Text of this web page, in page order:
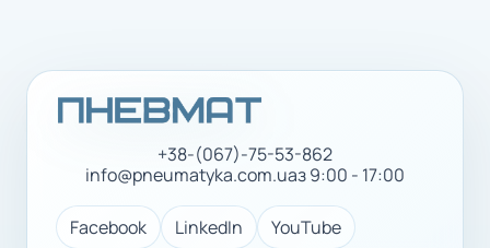
+38-(067)-75-53-862
info@pneumatyka.com.uaз 9:00 - 17:00
Facebook LinkedIn YouTube